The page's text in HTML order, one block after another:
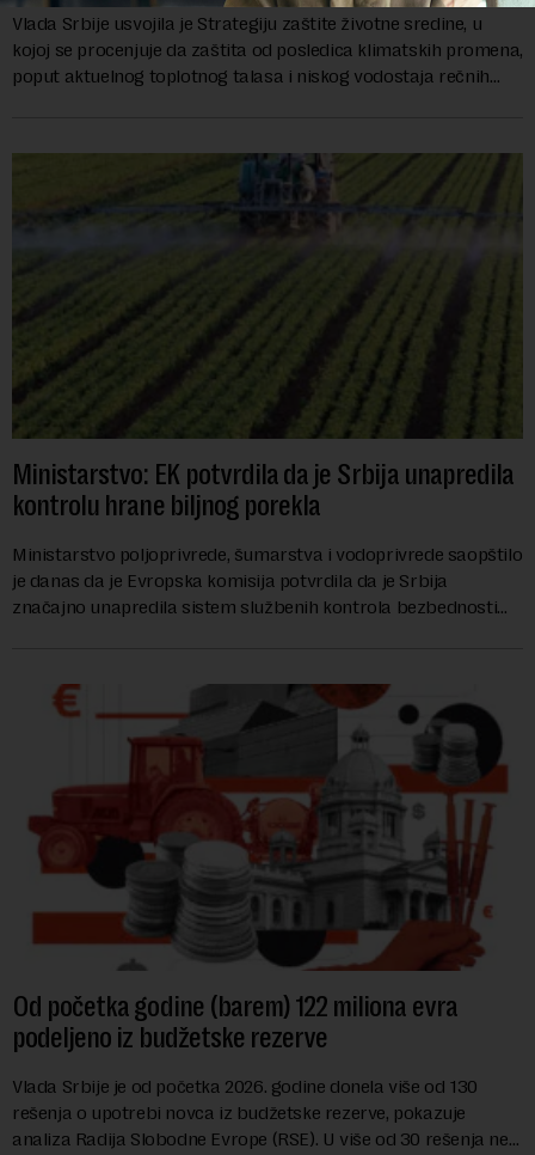
Vlada Srbije usvojila je Strategiju zaštite životne sredine, u
kojoj se procenjuje da zaštita od posledica klimatskih promena,
poput aktuelnog toplotnog talasa i niskog vodostaja rečnih
Ministarstvo: EK potvrdila da je Srbija unapredila
kontrolu hrane biljnog porekla
Ministarstvo poljoprivrede, šumarstva i vodoprivrede saopštilo
je danas da je Evropska komisija potvrdila da je Srbija
značajno unapredila sistem službenih kontrola bezbednosti
Od početka godine (barem) 122 miliona evra
podeljeno iz budžetske rezerve
Vlada Srbije je od početka 2026. godine donela više od 130
rešenja o upotrebi novca iz budžetske rezerve, pokazuje
analiza Radija Slobodne Evrope (RSE). U više od 30 rešenja ne